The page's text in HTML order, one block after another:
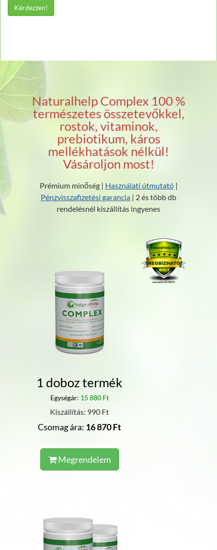
Kérdezzen!
Naturalhelp Complex 100 %
természetes összetevőkkel,
rostok, vitaminok,
prebiotikum, káros
mellékhatások nélkül!
Vásároljon most!
Prémium minőség | Használati útmutató|
Pénzvisszafizetési garancia | 2 és több db
rendelésnél kiszállítás ingyenes
1 doboz termék
Egységár: 15 880 Ft
Kiszállítás: 990 Ft
Csomag ára: 16 870 Ft
Megrendelem